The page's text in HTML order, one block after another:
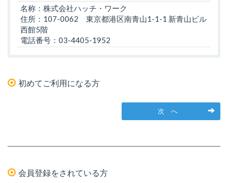
名称：株式会社ハッチ・ワーク
住所：107-0062 東京都港区南青山1-1-1 新青山ビル
西館5階
電話番号：03-4405-1952
初めてご利用になる方
次 へ
会員登録をされている方